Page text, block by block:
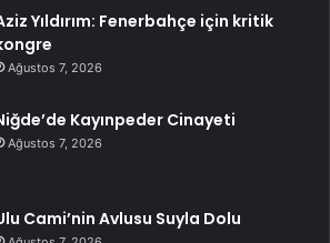
Yıldırım: Fenerbahçe için kritik
Ağustos 7, 2026
Kayınpeder Cinayeti
Ağustos 7, 2026
Cami’nin Avlusu Suyla Dolu